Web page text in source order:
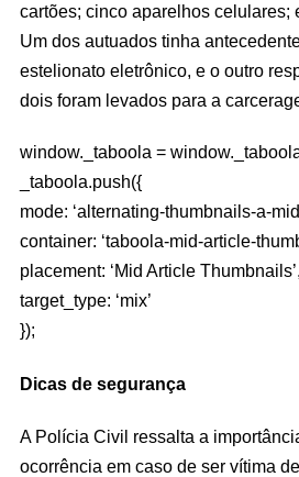
cartões; cinco aparelhos celulares;
Um dos autuados tinha
estelionato eletrônico, e o outro
dois foram levados para a
window._taboola =
_taboola.push({
mode: ‘alternating-thumbnails-a-
container: ‘taboola-mid-article-
placement: ‘Mid Article Thumbnails’,
target_type: ‘mix’
});
Dicas de segurança
A Polícia Civil ressalta a
ocorrência em caso de ser vítima